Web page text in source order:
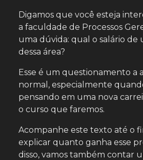
Digamos que você esteja
a faculdade de Processos
uma dúvida: qual o salário de
dessa área?
Esse é um questionamento a
normal, especialmente
pensando em uma nova
o curso que faremos.
Acompanhe este texto até o
explicar quanto ganha esse
disso, vamos também contar